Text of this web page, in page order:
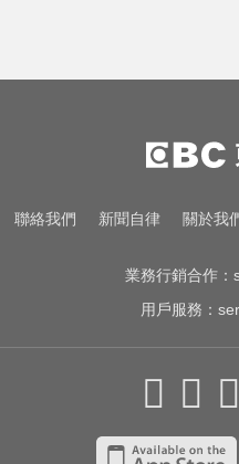
時間拉長 北台
中職／日本女星
球！為統一獅女
「白海豚」逼近
聯絡我們 新聞自律 關於我
業務行銷合作：
用戶服務：